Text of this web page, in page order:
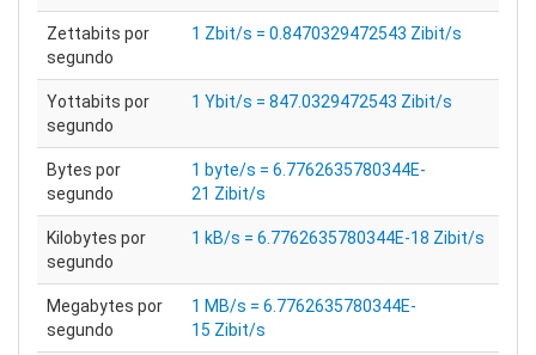
Zettabits por
segundo
1 Zbit/s = 0.8470329472543 Zibit/s
Yottabits por
segundo
1 Ybit/s = 847.0329472543 Zibit/s
Bytes por
segundo
1 byte/s = 6.7762635780344E-
21 Zibit/s
Kilobytes por
segundo
1 kB/s = 6.7762635780344E-18 Zibit/s
Megabytes por
segundo
1 MB/s = 6.7762635780344E-
15 Zibit/s